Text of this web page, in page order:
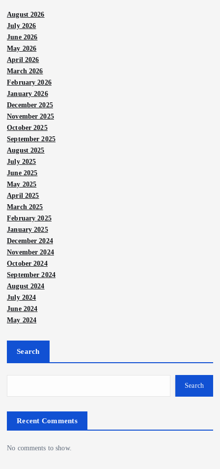
August 2026
July 2026
June 2026
May 2026
April 2026
March 2026
February 2026
January 2026
December 2025
November 2025
October 2025
September 2025
August 2025
July 2025
June 2025
May 2025
April 2025
March 2025
February 2025
January 2025
December 2024
November 2024
October 2024
September 2024
August 2024
July 2024
June 2024
May 2024
Search
Search
Recent Comments
No comments to show.